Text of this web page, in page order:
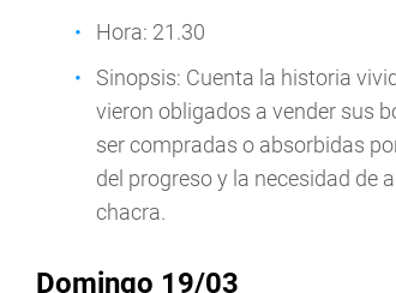
Hora: 21.30
Sinopsis: Cuenta la historia
vieron obligados a vender sus
ser compradas o absorbidas
del progreso y la necesidad de
chacra.
Domingo 19/03